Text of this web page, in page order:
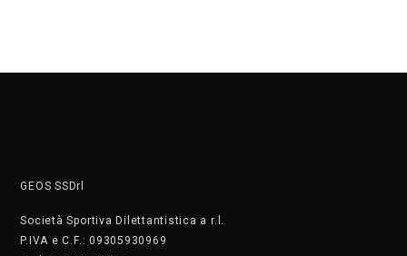
GEOS SSDrl
Società Sportiva Dilettantistica a r.l.
P.IVA e C.F.: 09305930969